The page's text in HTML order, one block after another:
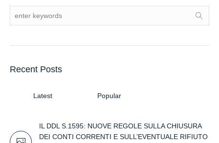
Recent Posts
Latest Popular
IL DDL S.1595: NUOVE REGOLE SULLA CHIUSURA
DEI CONTI CORRENTI E SULL’EVENTUALE RIFIUTO